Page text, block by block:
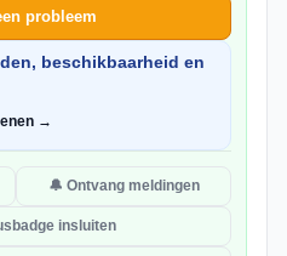
probleem
beschikbaarheid en
→
🔔 Ontvang meldingen
insluiten